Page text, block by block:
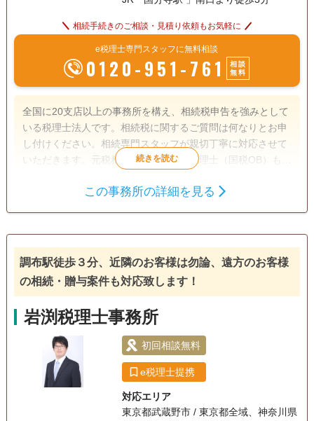
相続手続きのご相談・見積り依頼もお気軽に
e税理士専門スタッフに無料相談
0120-951-761
相談
無料
全国に20支店以上の事務所を構え、相続税申告を強みとして
いる税理士法人です。相続税に関するご質問は何なりとお申
し付けください。相続専門スタッフが親切丁寧に対応させて
いただきます。元税務署職員であった税理士（国税OB）も多
相続税申告
電話相談可 訪問可 女性スタッフ対応可 土日相談可
初回相談無料 18時以降相談可 オンライン面談可
事務所面談可
この事務所の詳細を見る
調布駅徒歩３分、近隣のお客様は勿論、遠方のお客様
の相続・贈与案件も対応致します！
岩渕税理士事務所
初回相談無料
e税理士提携
対応エリア
東京都武蔵野市 / 東京都全域、神奈川県